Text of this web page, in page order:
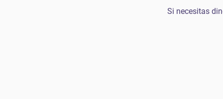
Si necesitas